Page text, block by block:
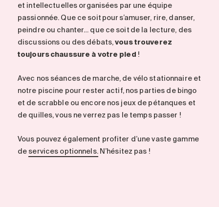
et intellectuelles organisées par une équipe
passionnée. Que ce soit pour s’amuser, rire, danser,
peindre ou chanter… que ce soit de la lecture, des
discussions ou des débats,vous trouverez
toujours chaussure à votre pied !
Avec nos séances de marche, de vélo stationnaire et
notre piscine pour rester actif, nos parties de bingo
et de scrabble ou encore nos jeux de pétanques et
de quilles, vous ne verrez pas le temps passer !
Vous pouvez également profiter d’une vaste gamme
de services optionnels.N’hésitez pas !